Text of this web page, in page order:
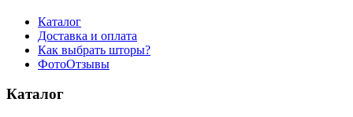
Каталог
Доставка и оплата
Как выбрать шторы?
ФотоОтзывы
Каталог